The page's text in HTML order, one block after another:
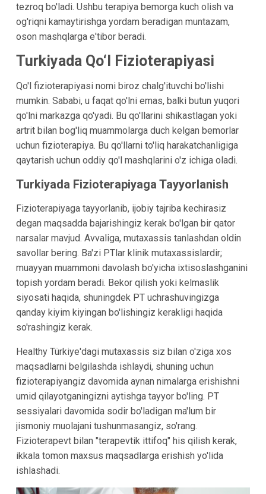
tezroq bo'ladi. Ushbu terapiya bemorga kuch olish va
og'riqni kamaytirishga yordam beradigan muntazam,
oson mashqlarga e'tibor beradi.
Turkiyada Qo‘l Fizioterapiyasi
Qo'l fizioterapiyasi nomi biroz chalg'ituvchi bo'lishi
mumkin. Sababi, u faqat qo'lni emas, balki butun yuqori
qo'lni markazga qo'yadi. Bu qo'llarini shikastlagan yoki
artrit bilan bog'liq muammolarga duch kelgan bemorlar
uchun fizioterapiya. Bu qo'llarni to'liq harakatchanligiga
qaytarish uchun oddiy qo'l mashqlarini o'z ichiga oladi.
Turkiyada Fizioterapiyaga Tayyorlanish
Fizioterapiyaga tayyorlanib, ijobiy tajriba kechirasiz
degan maqsadda bajarishingiz kerak bo'lgan bir qator
narsalar mavjud. Avvaliga, mutaxassis tanlashdan oldin
savollar bering. Ba'zi PTlar klinik mutaxassislardir;
muayyan muammoni davolash bo'yicha ixtisoslashganini
topish yordam beradi. Bekor qilish yoki kelmaslik
siyosati haqida, shuningdek PT uchrashuvingizga
qanday kiyim kiyingan bo'lishingiz kerakligi haqida
so'rashingiz kerak.
Healthy Türkiye'dagi mutaxassis siz bilan o'ziga xos
maqsadlarni belgilashda ishlaydi, shuning uchun
fizioterapiyangiz davomida aynan nimalarga erishishni
umid qilayotganingizni aytishga tayyor bo'ling. PT
sessiyalari davomida sodir bo'ladigan ma'lum bir
jismoniy muolajani tushunmasangiz, so'rang.
Fizioterapevt bilan "terapevtik ittifoq" his qilish kerak,
ikkala tomon maxsus maqsadlarga erishish yo'lida
ishlashadi.